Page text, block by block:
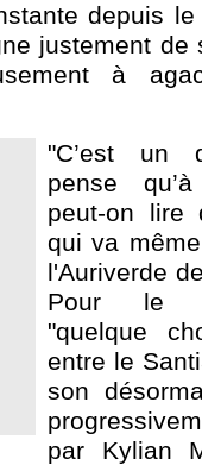
depuis
justement de
à
"C’est un
pense
peut-on lire
qui va
l'Auriverde
Pour le
"quelque
entre le
son
par Kylian